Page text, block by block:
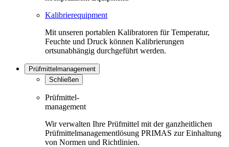
Kalibrierequipment
Mit unseren portablen Kalibratoren für Temperatur,
Feuchte und Druck können Kalibrierungen
ortsunabhängig durchgeführt werden.
Prüfmittelmanagement
Schließen
Prüfmittel-
management
Wir verwalten Ihre Prüfmittel mit der ganzheitlichen
Prüfmittelmanagementlösung PRIMAS zur Einhaltung
von Normen und Richtlinien.